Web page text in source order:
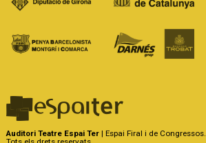
Auditori Teatre Espai Ter | Espai Firal i de Congressos.